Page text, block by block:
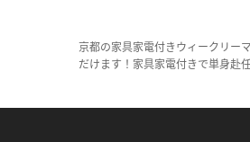
京都の家具家電付きウィークリー
だけます！家具家電付きで単身赴